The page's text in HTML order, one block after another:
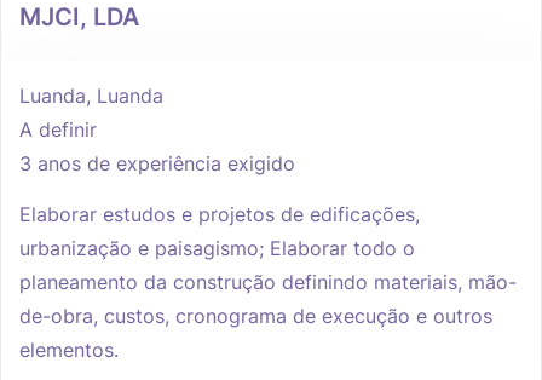
MJCI, LDA
Luanda, Luanda
A definir
3 anos de experiência exigido
Elaborar estudos e projetos de edificações,
urbanização e paisagismo; Elaborar todo o
planeamento da construção definindo materiais, mão-
de-obra, custos, cronograma de execução e outros
elementos.